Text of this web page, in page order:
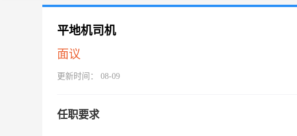
平地机司机
面议
更新时间： 08-09
任职要求